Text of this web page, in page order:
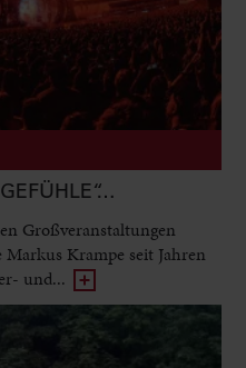
Großveranstaltungen
Krampe seit Jahren
und...